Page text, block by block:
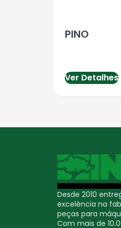
PINO
Ver Detalhes
Desde 2010
excelência na
peças para
Com mais de